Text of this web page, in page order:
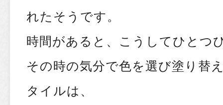
れたそうです。
時間があると、こうしてひとつ
その時の気分で色を選び塗り替
タイルは、